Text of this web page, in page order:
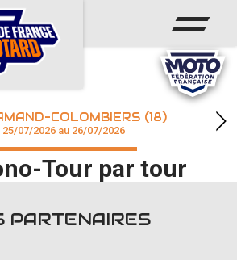
COLOMBIERS (18)
25/07/2026 au 26/07/2026
Tour par tour
PARTENAIRES